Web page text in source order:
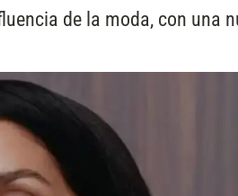
de la moda, con una